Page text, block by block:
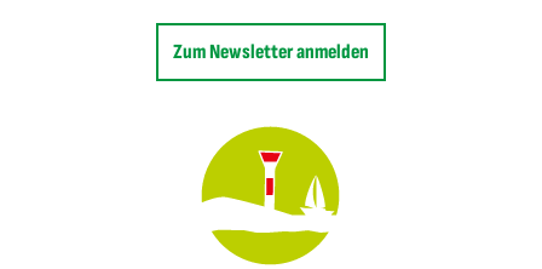
Zum Newsletter anmelden